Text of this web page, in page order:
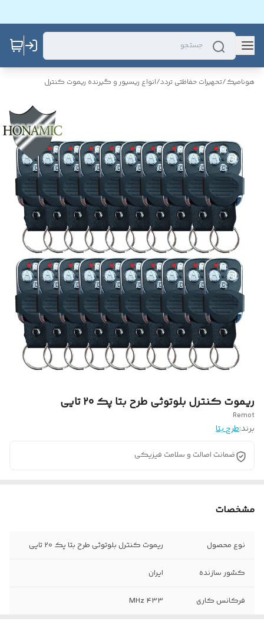
هونامیک/تحهیرات حفاظتی تردد/انواع ریسیور و گیرنده ریموت کنترل
ریموت کنترل بلوتوثی طرح بتا پک 20 تایی
Remot
برند:طرح بتا
ضمانت اصالت و سلامت فیزیکی
مشخصات
نوع محصول ریموت کنترل بلوتوثی طرح بتا پک 20 تایی
کشور سازنده ایران
فرکانس کاری 433 MHz